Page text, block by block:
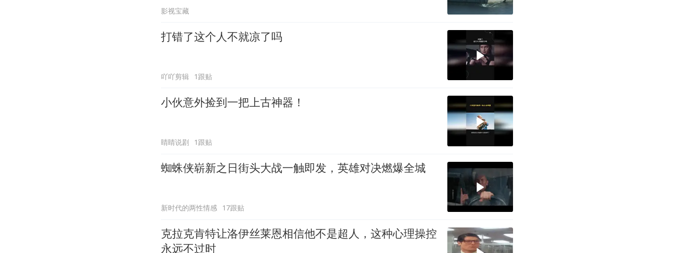
影视宝藏
打错了这个人不就凉了吗
吖吖剪辑 1跟贴
小伙意外捡到一把上古神器！
睛睛说剧 1跟贴
蜘蛛侠崭新之日街头大战一触即发，英雄对决燃爆全城
新时代的两性情感 17跟贴
克拉克肯特让洛伊丝莱恩相信他不是超人，这种心理操控
永远不过时